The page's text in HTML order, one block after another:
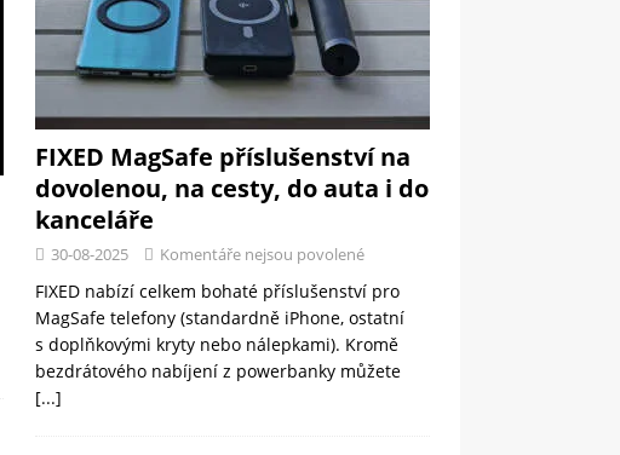
FIXED MagSafe příslušenství na
dovolenou, na cesty, do auta i do
kanceláře
30-08-2025 Komentáře nejsou povolené
FIXED nabízí celkem bohaté příslušenství pro
MagSafe telefony (standardně iPhone, ostatní
s doplňkovými kryty nebo nálepkami). Kromě
bezdrátového nabíjení z powerbanky můžete
[...]